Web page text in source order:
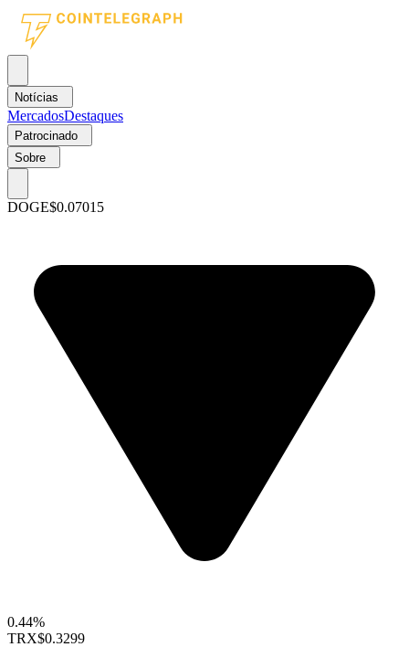
Notícias
MercadosDestaques
Patrocinado
Sobre
DOGE$0.07015
0.44%
TRX$0.3299